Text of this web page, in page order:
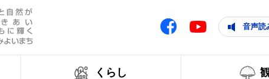
Facebook Youtube 音声読
くらし